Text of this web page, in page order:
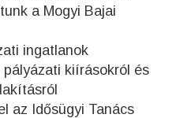
a Mogyi Bajai
ingatlanok
kiírásokról és
az Idősügyi Tanács